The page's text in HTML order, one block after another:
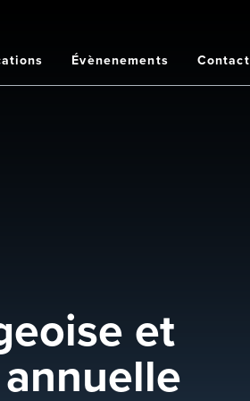
Évènenements Contact
et